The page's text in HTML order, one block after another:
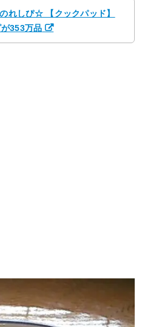
しぴ☆ 【クックパッド】
353万品